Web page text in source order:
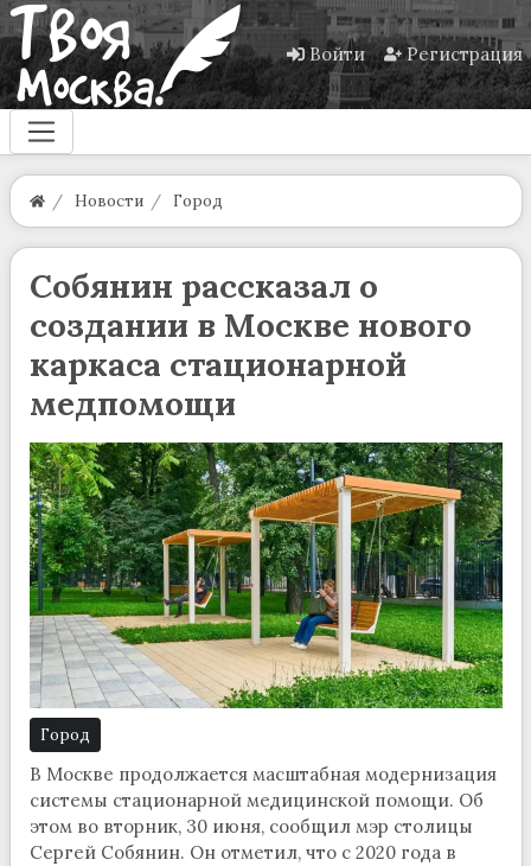
Войти Регистрация
Новости Город
Собянин рассказал о
создании в Москве нового
каркаса стационарной
медпомощи
Город
В Москве продолжается масштабная модернизация
системы стационарной медицинской помощи. Об
этом во вторник, 30 июня, сообщил мэр столицы
Сергей Собянин. Он отметил, что с 2020 года в